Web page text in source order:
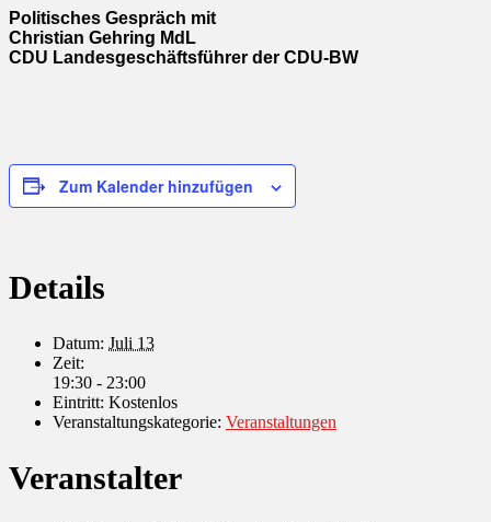
Politisches Gespräch mit
Christian Gehring MdL
CDU Landesgeschäftsführer der CDU-BW
Zum Kalender hinzufügen
Details
Datum: Juli 13
Zeit:
19:30 - 23:00
Eintritt: Kostenlos
Veranstaltungskategorie: Veranstaltungen
Veranstalter